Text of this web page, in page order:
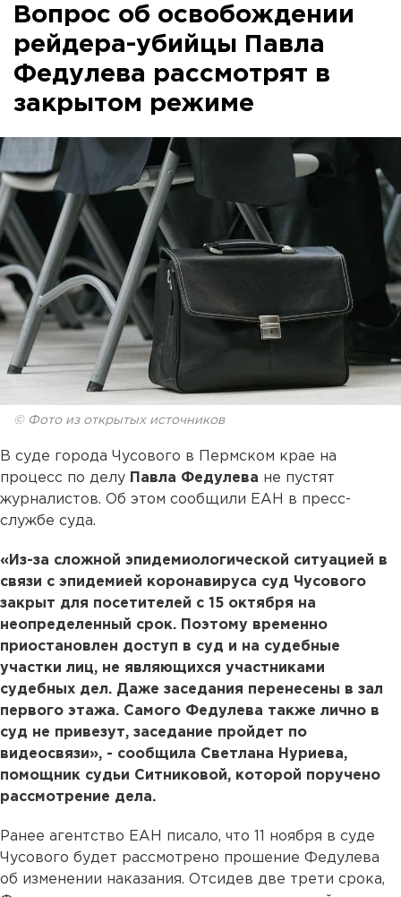
Вопрос об освобождении
рейдера-убийцы Павла
Федулева рассмотрят в
закрытом режиме
© Фото из открытых источников
В суде города Чусового в Пермском крае на
процесс по делу Павла Федулева не пустят
журналистов. Об этом сообщили ЕАН в пресс-
службе суда.
«Из-за сложной эпидемиологической ситуацией в
связи с эпидемией коронавируса суд Чусового
закрыт для посетителей с 15 октября на
неопределенный срок. Поэтому временно
приостановлен доступ в суд и на судебные
участки лиц, не являющихся участниками
судебных дел. Даже заседания перенесены в зал
первого этажа. Самого Федулева также лично в
суд не привезут, заседание пройдет по
видеосвязи», - сообщила Светлана Нуриева,
помощник судьи Ситниковой, которой поручено
рассмотрение дела.
Ранее агентство ЕАН писало, что 11 ноября в суде
Чусового будет рассмотрено прошение Федулева
об изменении наказания. Отсидев две трети срока,